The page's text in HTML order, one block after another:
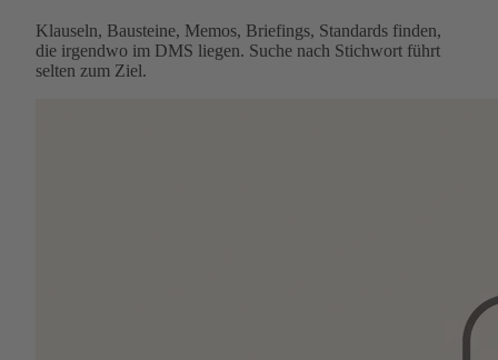
Klauseln, Bausteine, Memos, Briefings, Standards finden,
die irgendwo im DMS liegen. Suche nach Stichwort führt
selten zum Ziel.